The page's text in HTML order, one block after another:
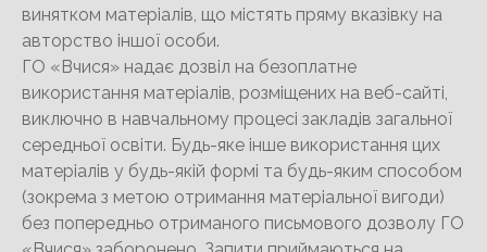
винятком матеріалів, що містять пряму вказівку на
авторство іншої особи.
ГО «Вчися» надає дозвіл на безоплатне
використання матеріалів, розміщених на веб-сайті,
виключно в навчальному процесі закладів загальної
середньої освіти. Будь-яке інше використання цих
матеріалів у будь-якій формі та будь-яким способом
(зокрема з метою отримання матеріальної вигоди)
без попередньо отриманого письмового дозволу ГО